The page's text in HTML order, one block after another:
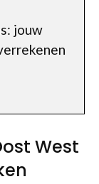
jouw
West